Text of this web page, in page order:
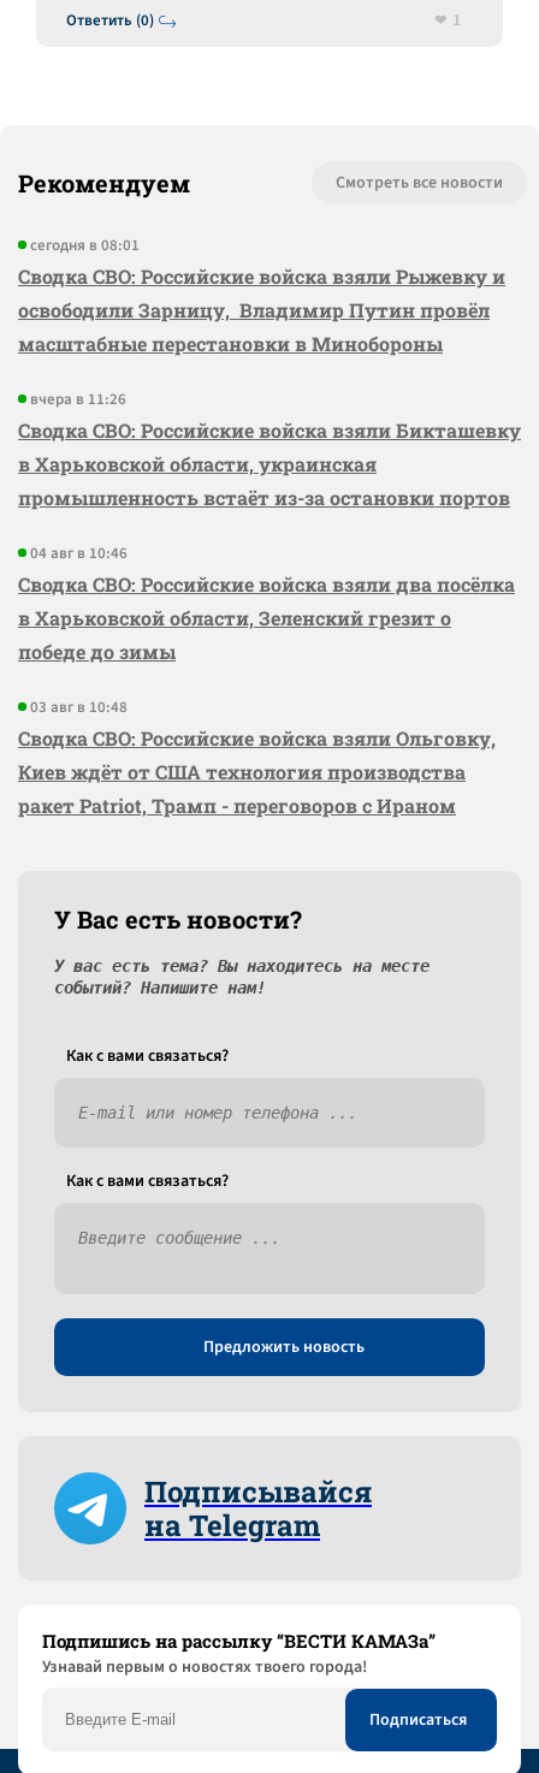
Ответить (0)
1
Рекомендуем Смотреть все новости
сегодня в 08:01
Сводка СВО: Российские войска взяли Рыжевку и
освободили Зарницу, Владимир Путин провёл
масштабные перестановки в Минобороны
вчера в 11:26
Сводка СВО: Российские войска взяли Бикташевку
в Харьковской области, украинская
промышленность встаёт из-за остановки портов
04 авг в 10:46
Сводка СВО: Российские войска взяли два посёлка
в Харьковской области, Зеленский грезит о
победе до зимы
03 авг в 10:48
Сводка СВО: Российские войска взяли Ольговку,
Киев ждёт от США технология производства
ракет Patriot, Трамп - переговоров с Ираном
У Вас есть новости?
У вас есть тема? Вы находитесь на месте
событий? Напишите нам!
Как c вами связаться?
Как c вами связаться?
Предложить новость
Подписывайся
на Telegram
Подпишись на рассылку “ВЕСТИ КАМАЗа”
Узнaвай первым о новостях твоего города!